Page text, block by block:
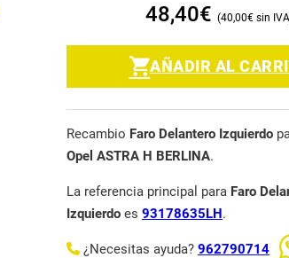
48,40€ 40,00€
AÑADIR AL
Recambio Faro Delantero Izquierdo
Opel ASTRA H BERLINA.
La referencia principal para Faro
Izquierdo es 93178635LH.
¿Necesitas ayuda? 962790714